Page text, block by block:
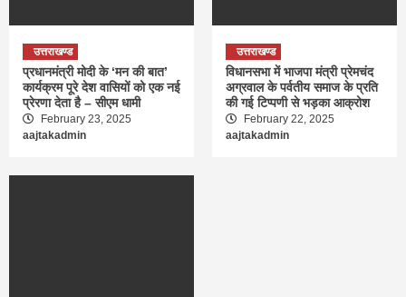
उत्तराखण्ड
प्रधानमंत्री मोदी के ‘मन की बात’
कार्यक्रम पूरे देश वासियों को एक नई
प्रेरणा देता है – सीएम धामी
February 23, 2025
aajtakadmin
उत्तराखण्ड
विधानसभा में भाजपा मंत्री प्रेमचंद
अग्रवाल के पर्वतीय समाज के प्रति
की गई टिप्पणी से भड़का आक्रोश
February 22, 2025
aajtakadmin